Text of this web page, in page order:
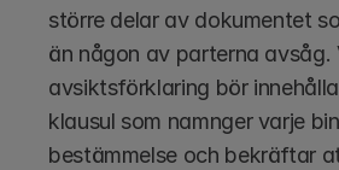
större delar av dokumentet
än någon av parterna avsåg.
avsiktsförklaring bör
klausul som namnger varje
bestämmelse och bekräftar